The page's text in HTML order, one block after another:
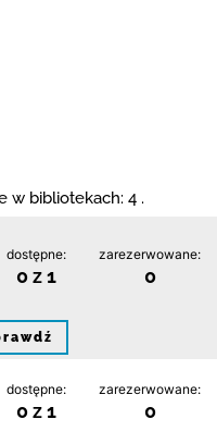
w bibliotekach: 4 .
dostępne:
0 z 1
zarezerwowane:
0
dostępne:
0 z 1
zarezerwowane:
0